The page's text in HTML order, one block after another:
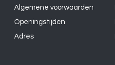
Algemene voorwaarden
Openingstijden
Adres